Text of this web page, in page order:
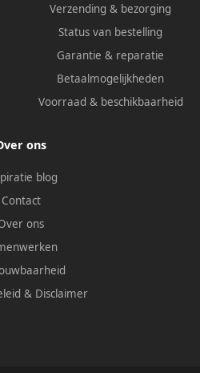
Verzending & bezorging
Status van bestelling
Garantie & reparatie
Betaalmogelijkheden
Voorraad & beschikbaarheid
ons
blog
Contact
ons
& Disclaimer